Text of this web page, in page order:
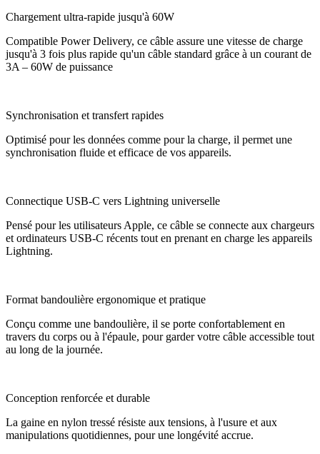
Chargement ultra-rapide jusqu'à 60W
Compatible Power Delivery, ce câble assure une vitesse de charge
jusqu'à 3 fois plus rapide qu'un câble standard grâce à un courant de
3A – 60W de puissance
Synchronisation et transfert rapides
Optimisé pour les données comme pour la charge, il permet une
synchronisation fluide et efficace de vos appareils.
Connectique USB-C vers Lightning universelle
Pensé pour les utilisateurs Apple, ce câble se connecte aux chargeurs
et ordinateurs USB-C récents tout en prenant en charge les appareils
Lightning.
Format bandoulière ergonomique et pratique
Conçu comme une bandoulière, il se porte confortablement en
travers du corps ou à l'épaule, pour garder votre câble accessible tout
au long de la journée.
Conception renforcée et durable
La gaine en nylon tressé résiste aux tensions, à l'usure et aux
manipulations quotidiennes, pour une longévité accrue.